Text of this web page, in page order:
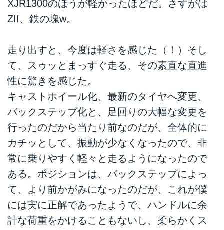
XJR1300のほうが軽かったほどだ。さすがは
ZII、鉄の塊w。
走り出すと、今度は軽さを感じた（！）そし
て、スゥッとまっすぐ走る、その素直な直進
性に驚きを感じた。
キャストホイール化、最新のタイヤへ変更、
バックステップ化と、足回りの大幅な変更を
行ったのだから当たり前なのだが、全体的に
カチッとして、振動が少なくなったので、非
常に乗りやすく軽々と走るようになったので
ある。ポジションは、バックステップによっ
て、より前かがみになったのだが、これが僕
には実に正解であったようで、ハンドルに余
計な荷重をかけることもないし、柔らかくス